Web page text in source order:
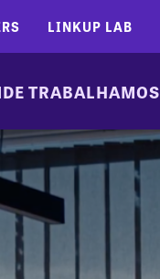
LINKUP LAB
TRABALHAMOS